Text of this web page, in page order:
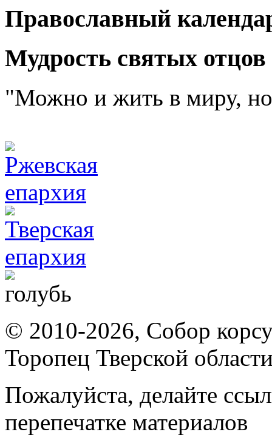
Православный
Мудрость святых отцов
"Можно и жить в миру,
© 2010-2026, Собор
Торопец Тверской
Пожалуйста, делайте
перепечатке материалов